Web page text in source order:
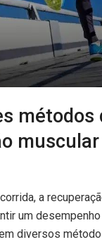
métodos
a
um
diversos